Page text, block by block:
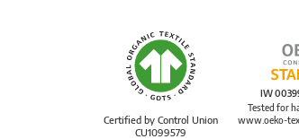
Certified by Control Union
CU1099579
IW
Tested for
www.oeko-